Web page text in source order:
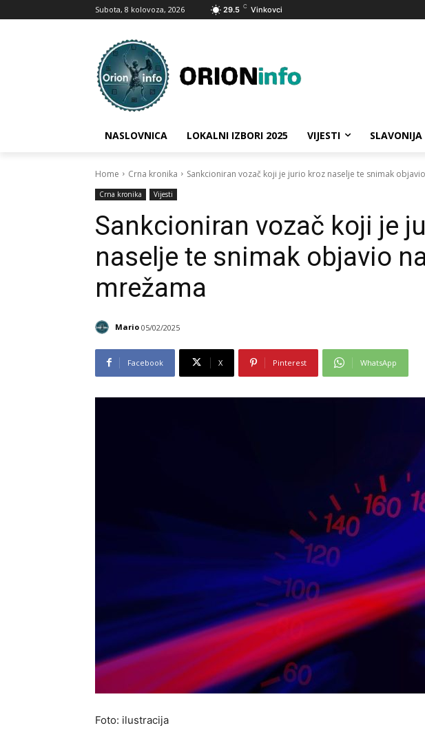
Subota, 8 kolovoza, 2026 29.5 C Vinkovci
NASLOVNICA LOKALNI IZBORI 2025 VIJESTI SLAVONIJA
Home Crna kronika Sankcioniran vozač koji je jurio kroz naselje te snimak
Crna kronika Vijesti
Sankcioniran vozač koji je
naselje te snimak objavio
mrežama
Mario 05/02/2025
Facebook X Pinterest WhatsApp
Foto: ilustracija